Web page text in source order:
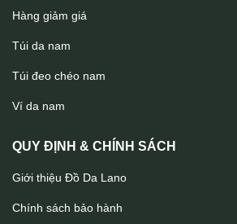
Ví da cầm tay cao cấp handmade
Hàng giảm giá
Túi da nam
Túi đeo chéo nam
Ví da nam
QUY ĐỊNH & CHÍNH SÁCH
Giới thiệu Đồ Da Lano
Chính sách bảo hành